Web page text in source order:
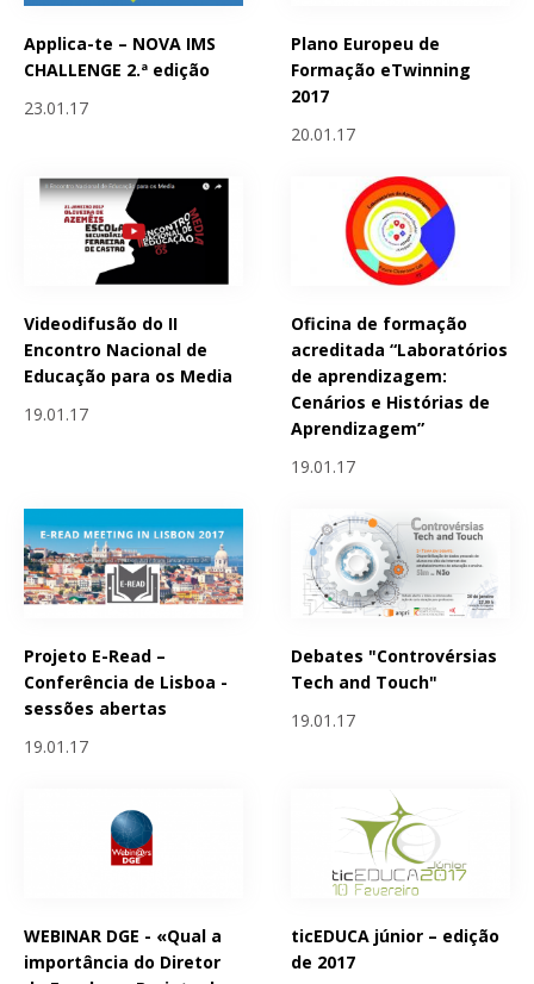
Applica-te – NOVA IMS
CHALLENGE 2.ª edição
23.01.17
Plano Europeu de
Formação eTwinning
2017
20.01.17
Videodifusão do II
Encontro Nacional de
Educação para os Media
19.01.17
Oficina de formação
acreditada “Laboratórios
de aprendizagem:
Cenários e Histórias de
Aprendizagem”
19.01.17
Projeto E-Read –
Conferência de Lisboa -
sessões abertas
19.01.17
Debates "Controvérsias
Tech and Touch"
19.01.17
WEBINAR DGE - «Qual a
importância do Diretor
ticEDUCA júnior – edição
de 2017